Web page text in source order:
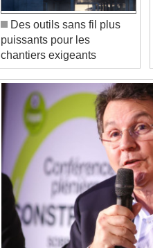
Des outils sans fil plus
puissants pour les
chantiers exigeants